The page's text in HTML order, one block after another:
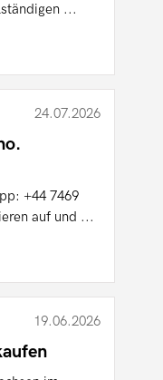
...
24.07.2026
+44 7469
auf und ...
19.06.2026